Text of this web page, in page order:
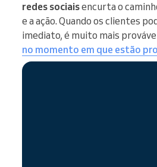
redes sociaisencurta o
e a ação. Quando os clientes
imediato, é muito mais
no momento em que estão